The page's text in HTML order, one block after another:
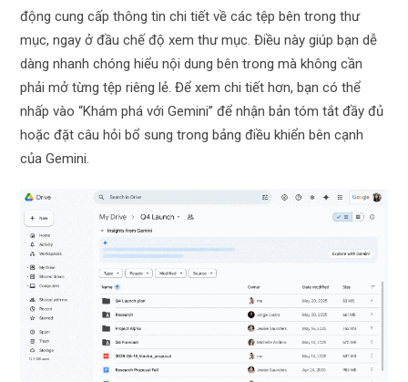
động cung cấp thông tin chi tiết về các tệp bên trong thư
mục, ngay ở đầu chế độ xem thư mục. Điều này giúp bạn dễ
dàng nhanh chóng hiểu nội dung bên trong mà không cần
phải mở từng tệp riêng lẻ. Để xem chi tiết hơn, bạn có thể
nhấp vào “Khám phá với Gemini” để nhận bản tóm tắt đầy đủ
hoặc đặt câu hỏi bổ sung trong bảng điều khiển bên cạnh
của Gemini.